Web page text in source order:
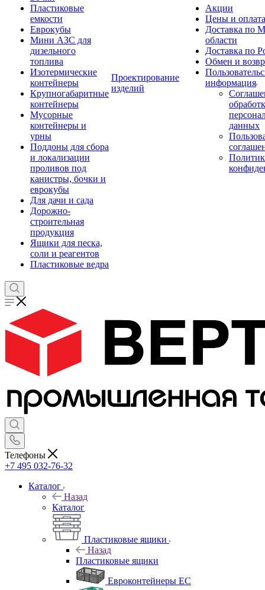
Пластиковые
емкости
Еврокубы
Мини АЗС для
дизельного
топлива
Изотермические
контейнеры
Крупногабаритные
контейнеры
Мусорные
контейнеры и
урны
Поддоны для сбора
и локализации
проливов под
канистры, бочки и
еврокубы
Для дачи и сада
Дорожно-
строительная
продукция
Ящики для песка,
соли и реагентов
Пластиковые ведра
Проектирование
изделий
Акции
Цены и оплата
Доставка по
области
Доставка по
Обмен и
информация
данных
Телефоны
+7 495 032-76-32
Каталог
Назад
Каталог
Пластиковые ящики
Назад
Пластиковые ящики
Евроконтейнеры ЕС